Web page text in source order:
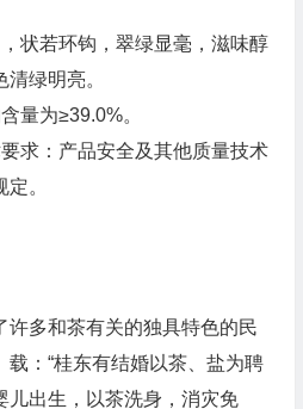
状若环钩，翠绿显毫，滋味醇
绿明亮。
量为≥39.0%。
求：产品安全及其他质量技术
。
许多和茶有关的独具特色的民
：“桂东有结婚以茶、盐为聘
儿出生，以茶洗身，消灾免